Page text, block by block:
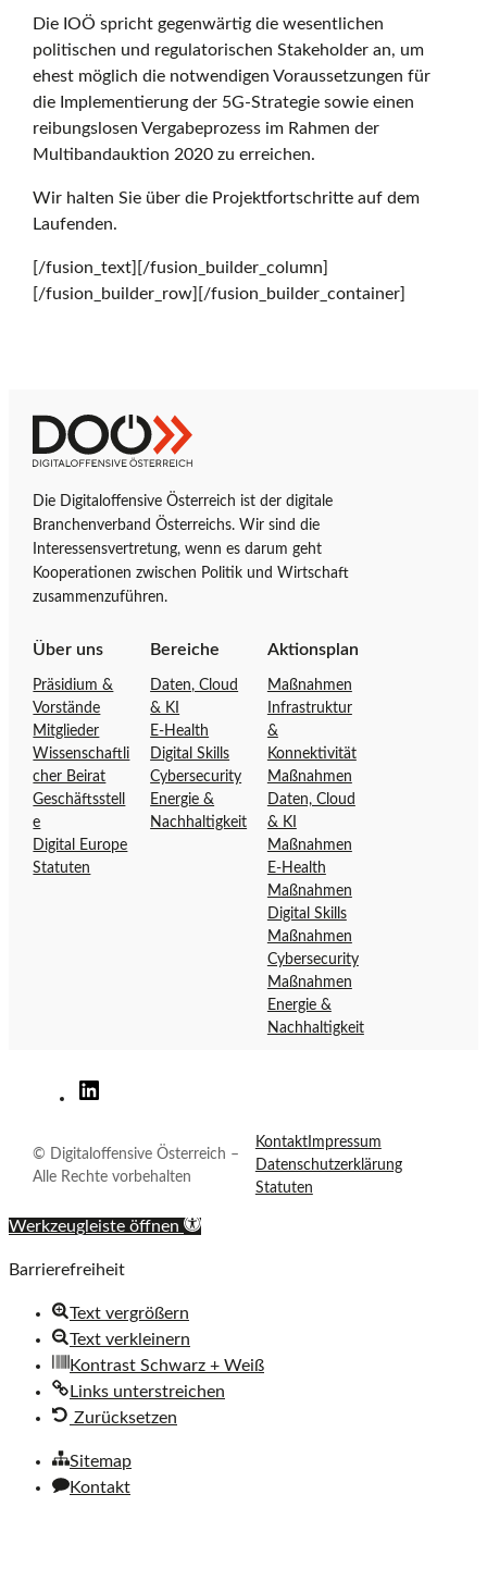
h
Die IOÖ spricht gegenwärtig die wesentlichen
politischen und regulatorischen Stakeholder an, um
ehest möglich die notwendigen Voraussetzungen für
die Implementierung der 5G-Strategie sowie einen
reibungslosen Vergabeprozess im Rahmen der
Multibandauktion 2020 zu erreichen.
Wir halten Sie über die Projektfortschritte auf dem
Laufenden.
[/fusion_text][/fusion_builder_column]
[/fusion_builder_row][/fusion_builder_container]
Z
u
S
t
a
r
i
t
e
d
e
r
D
i
s
i
e
Ö
t
e
r
r
e
D
i
i
t
a
l
e
n
s
i
v
e
Ö
s
Die Digitaloffensive Österreich ist der digitale
Branchenverband Österreichs. Wir sind die
Interessensvertretung, wenn es darum geht
Kooperationen zwischen Politik und Wirtschaft
zusammenzuführen.
Über uns
Präsidium &
Vorstände
Mitglieder
Wissenschaftli
cher Beirat
Geschäftsstell
e
Digital Europe
Statuten
Bereiche
Daten, Cloud
& KI
E-Health
Digital Skills
Cybersecurity
Energie &
Nachhaltigkeit
Aktionsplan
Maßnahmen
Infrastruktur
&
Konnektivität
Maßnahmen
Daten, Cloud
& KI
Maßnahmen
E-Health
Maßnahmen
Digital Skills
Maßnahmen
Cybersecurity
Maßnahmen
Energie &
Nachhaltigkeit
LinkedIn
© Digitaloffensive Österreich –
Alle Rechte vorbehalten
KontaktImpressum
Datenschutzerklärung
Statuten
Werkzeugleiste öffnen
Barrierefreiheit
Text vergrößern
Text verkleinern
Kontrast Schwarz + Weiß
Links unterstreichen
Zurücksetzen
Sitemap
Kontakt